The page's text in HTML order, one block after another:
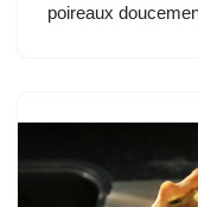
poireaux